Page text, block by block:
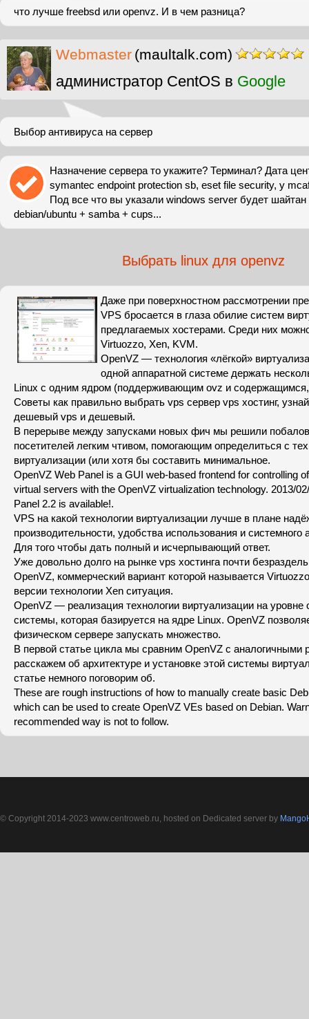
что лучше freebsd или openvz. И в чем разница?
Webmaster (maultalk.com)
администратор CentOS в Google
Выбор антивируса на сервер
Назначение сервера то укажите? Терминал? Дата
symantec endpoint protection sb, eset file security, у
Под все что вы указали windows server будет
debian/ubuntu + samba + cups...
Выбрать linux для openvz
Даже при поверхностном рассмотрении
VPS бросается в глаза обилие систем
предлагаемых хостерами. Среди них
Virtuozzo, Xen, KVM.
OpenVZ — технология «лёгкой»
одной аппаратной системе держать
Linux с одним ядром (поддерживающим ovz и содержащимся,
Советы как правильно выбрать vps сервер vps хостинг,
дешевый vps и дешевый.
В перерыве между запусками новых фич мы решили
посетителей легким чтивом, помогающим определиться с
виртуализации (или хотя бы составить минимальное.
OpenVZ Web Panel is a GUI web-based frontend for controlling
virtual servers with the OpenVZ virtualization technology. 2013/
Panel 2.2 is available!.
VPS на какой технологии виртуализации лучше в плане
производительности, удобства использования и системного
Для того чтобы дать полный и исчерпывающий ответ.
Уже довольно долго на рынке vps хостинга почти
OpenVZ, коммерческий вариант которой называется
версии технологии Xen ситуация.
OpenVZ — реализация технологии виртуализации на уровне
системы, которая базируется на ядре Linux. OpenVZ
физическом сервере запускать множество.
В первой статье цикла мы сравним OpenVZ с аналогичными
расскажем об архитектуре и установке этой системы
статье немного поговорим об.
These are rough instructions of how to manually create basic
which can be used to create OpenVZ VEs based on Debian.
recommended way is not to follow.
© Copyright 2014-2023 www.centroweb.ru, hosted on Dedicated server by